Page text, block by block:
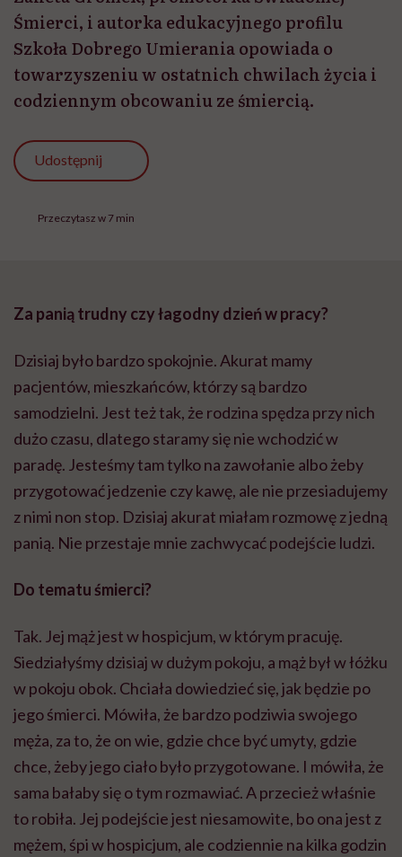
Śmierci, i autorka edukacyjnego profilu
Szkoła Dobrego Umierania opowiada o
towarzyszeniu w ostatnich chwilach życia i
codziennym obcowaniu ze śmiercią.
Udostępnij
Przeczytasz w 7 min
Za panią trudny czy łagodny dzień w pracy?
Dzisiaj było bardzo spokojnie. Akurat mamy
pacjentów, mieszkańców, którzy są bardzo
samodzielni. Jest też tak, że rodzina spędza przy nich
dużo czasu, dlatego staramy się nie wchodzić w
paradę. Jesteśmy tam tylko na zawołanie albo żeby
przygotować jedzenie czy kawę, ale nie przesiadujemy
z nimi non stop. Dzisiaj akurat miałam rozmowę z jedną
panią. Nie przestaje mnie zachwycać podejście ludzi.
Do tematu śmierci?
Tak. Jej mąż jest w hospicjum, w którym pracuję.
Siedziałyśmy dzisiaj w dużym pokoju, a mąż był w łóżku
w pokoju obok. Chciała dowiedzieć się, jak będzie po
jego śmierci. Mówiła, że bardzo podziwia swojego
męża, za to, że on wie, gdzie chce być umyty, gdzie
chce, żeby jego ciało było przygotowane. I mówiła, że
sama bałaby się o tym rozmawiać. A przecież właśnie
to robiła. Jej podejście jest niesamowite, bo ona jest z
mężem, śpi w hospicjum, ale codziennie na kilka godzin